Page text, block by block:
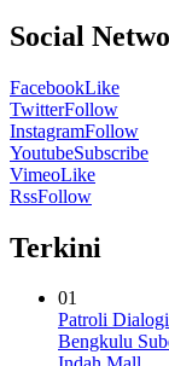
Social
FacebookLike
TwitterFollow
InstagramFollow
YoutubeSubscribe
VimeoLike
RssFollow
Terkini
01
Patroli
Bengkulu